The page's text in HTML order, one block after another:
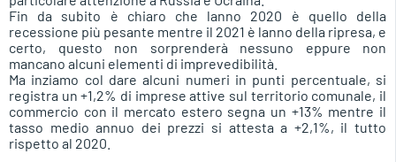
Fin da subito è chiaro che lanno 2020 è quello della
recessione più pesante mentre il 2021 è lanno della ripresa, e
certo, questo non sorprenderà nessuno eppure non
mancano alcuni elementi di imprevedibilità.
Ma inziamo col dare alcuni numeri in punti percentuale, si
registra un +1,2% di imprese attive sul territorio comunale, il
commercio con il mercato estero segna un +13% mentre il
tasso medio annuo dei prezzi si attesta a +2,1%, il tutto
rispetto al 2020.